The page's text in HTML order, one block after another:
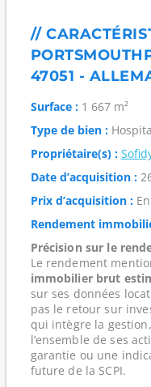
//
47051 -
Surface :1 667 m²
Type de bien :
Propriétaire(s) :
Date d’acquisition :
Prix d’acquisition :
Rendement
Précision sur le
Le rendement
immobilier brut
sur ses données
pas le retour sur
qui intègre la
l’ensemble de ses
garantie ou une
future de la SCPI.